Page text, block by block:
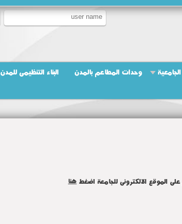
وحدات المطاعم بالمدن البناء التنظيمى للمدن
الموقع الالكترونى للجامعة اضغط هنا